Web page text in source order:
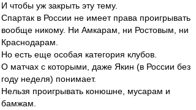
И чтобы уж закрыть эту тему.
Спартак в России не имеет права проигрывать
вообще никому. Ни Амкарам, ни Ростовым, ни
Краснодарам.
Но есть еще особая категория клубов.
О матчах с которыми, даже Якин (в России без
году неделя) понимает.
Нельзя проигрывать конюшне, мусарам и
бамжам.